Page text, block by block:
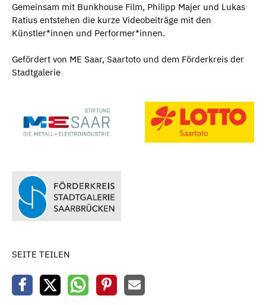
Gemeinsam mit Bunkhouse Film, Philipp Majer und Lukas
Ratius entstehen die kurze Videobeiträge mit den
Künstler*innen und Performer*innen.
Gefördert von ME Saar, Saartoto und dem Förderkreis der
Stadtgalerie
SEITE TEILEN